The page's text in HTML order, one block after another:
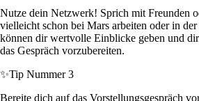
Nutze dein Netzwerk! Sprich mit Freunden
vielleicht schon bei Mars arbeiten oder in
können dir wertvolle Einblicke geben und
das Gespräch vorzubereiten.
✨Tip Nummer 3
Bereite dich auf das Vorstellungsgespräch